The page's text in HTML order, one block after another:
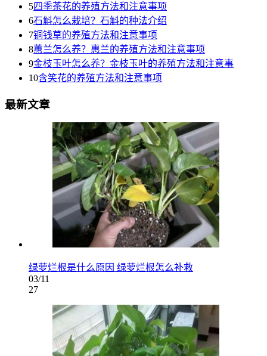
5四季茶花的养殖方法和注意事项
6石斛怎么栽培？石斛的种法介绍
7铜钱草的养殖方法和注意事项
8蕙兰怎么养？惠兰的养殖方法和注意事项
9金枝玉叶怎么养？金枝玉叶的养殖方法和注意事
10含笑花的养殖方法和注意事项
最新文章
绿萝烂根是什么原因 绿萝烂根怎么补救
03/11
27